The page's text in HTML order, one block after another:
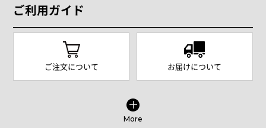
ご利用ガイド
ご注文について お届けについて
More